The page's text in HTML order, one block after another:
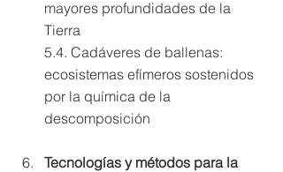
mayores profundidades de la
Tierra
5.4. Cadáveres de ballenas:
ecosistemas efímeros sostenidos
por la química de la
descomposición
Tecnologías y métodos para la